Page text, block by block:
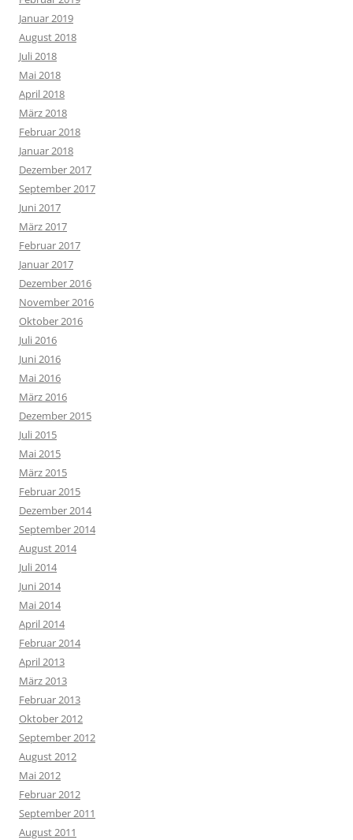
Januar 2019
August 2018
Juli 2018
Mai 2018
April 2018
März 2018
Februar 2018
Januar 2018
Dezember 2017
September 2017
Juni 2017
März 2017
Februar 2017
Januar 2017
Dezember 2016
November 2016
Oktober 2016
Juli 2016
Juni 2016
Mai 2016
März 2016
Dezember 2015
Juli 2015
Mai 2015
März 2015
Februar 2015
Dezember 2014
September 2014
August 2014
Juli 2014
Juni 2014
Mai 2014
April 2014
Februar 2014
April 2013
März 2013
Februar 2013
Oktober 2012
September 2012
August 2012
Mai 2012
Februar 2012
September 2011
August 2011